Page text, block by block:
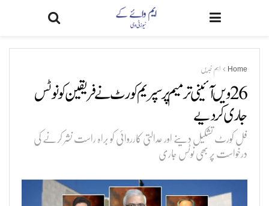
Home اہم خبریں
26 ویں آئینی ترمیم پر سپریم کورٹ نے فریقین کو نوٹس
جاری کر دیے
فل کورٹ تشکیل دینے اور عدالتی کارروائی کو براہ راست نشر کرنے کی
درخواست پر بھی نوٹس جاری